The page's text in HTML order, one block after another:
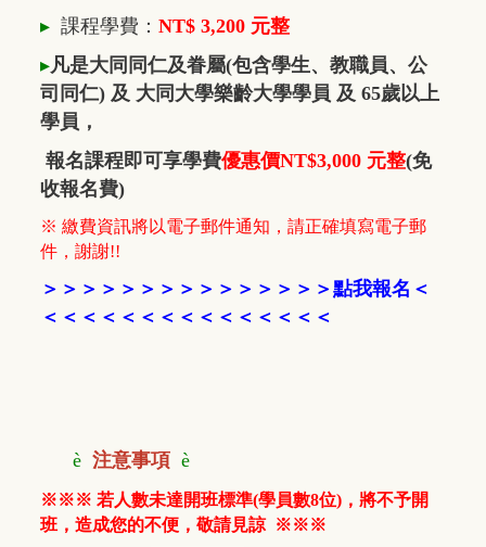
▸ 課程學費： NT$ 3,200 元整
▸凡是大同同仁及眷屬(包含學生、教職員、公
司同仁) 及 大同大學樂齡大學學員 及 65歲以上
學員，
報名課程即可享學費優惠價NT$3,000 元整(免
收報名費)
※ 繳費資訊將以電子郵件通知，請正確填寫電子郵
件，謝謝!!
＞ ＞ ＞ ＞ ＞ ＞ ＞ ＞ ＞ ＞ ＞ ＞ ＞ ＞ ＞點我報名 ＜
＜＜＜ ＜＜＜ ＜ ＜ ＜＜＜ ＜ ＜ ＜ ＜
è 注意事項 è
※※※ 若人數未達開班標準(學員數8位)，將不予開
班，造成您的不便，敬請見諒 ※※※